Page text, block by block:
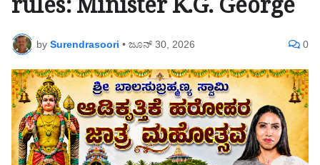
rules: Minister K.G. George
by Surendrasoori • ಜೂನ್ 30, 2026 0